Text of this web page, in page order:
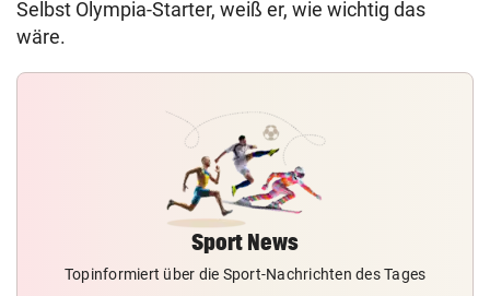
Selbst Olympia-Starter, weiß er, wie wichtig das
wäre.
Sport News
Topinformiert über die Sport-Nachrichten des Tages